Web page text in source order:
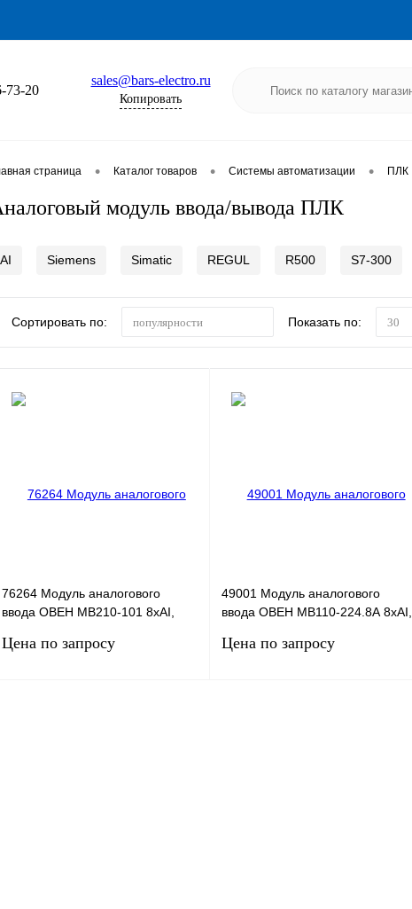
73-20
sales@bars-electro.ru
Копировать
страница • Каталог товаров • Системы автоматизации • ПЛК
модуль ввода/вывода ПЛК
AI Siemens Simatic REGUL R500 S7-300
Сортировать по: популярности Показать по: 30
76264 Модуль аналогового
ввода ОВЕН МВ210-101 8хAI,
Цена по запросу
49001 Модуль аналогового
ввода ОВЕН МВ110-224.8А 8хAI,
Цена по запросу